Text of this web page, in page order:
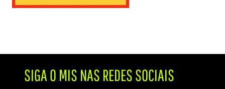
SIGA O MIS NAS REDES SOCIAIS